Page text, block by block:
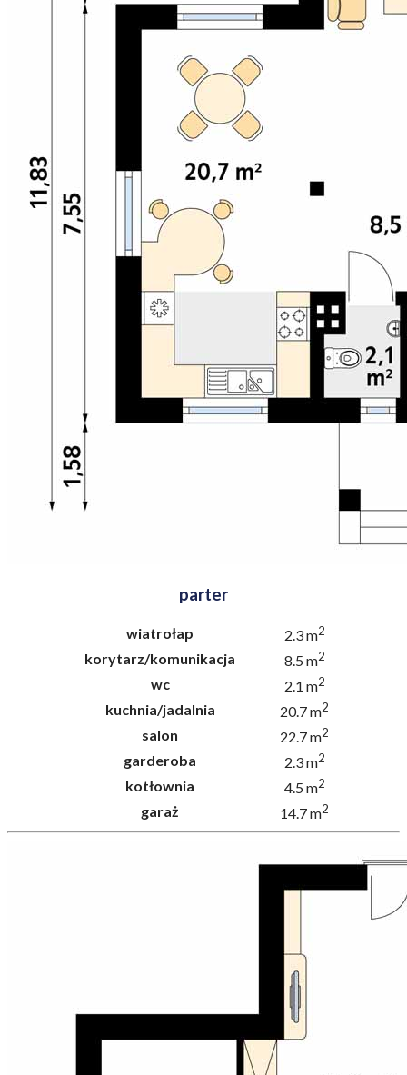
parter
wiatrołap 2.3 m2
korytarz/komunikacja 8.5 m2
wc 2.1 m2
kuchnia/jadalnia 20.7 m2
salon 22.7 m2
garderoba 2.3 m2
kotłownia 4.5 m2
garaż 14.7 m2